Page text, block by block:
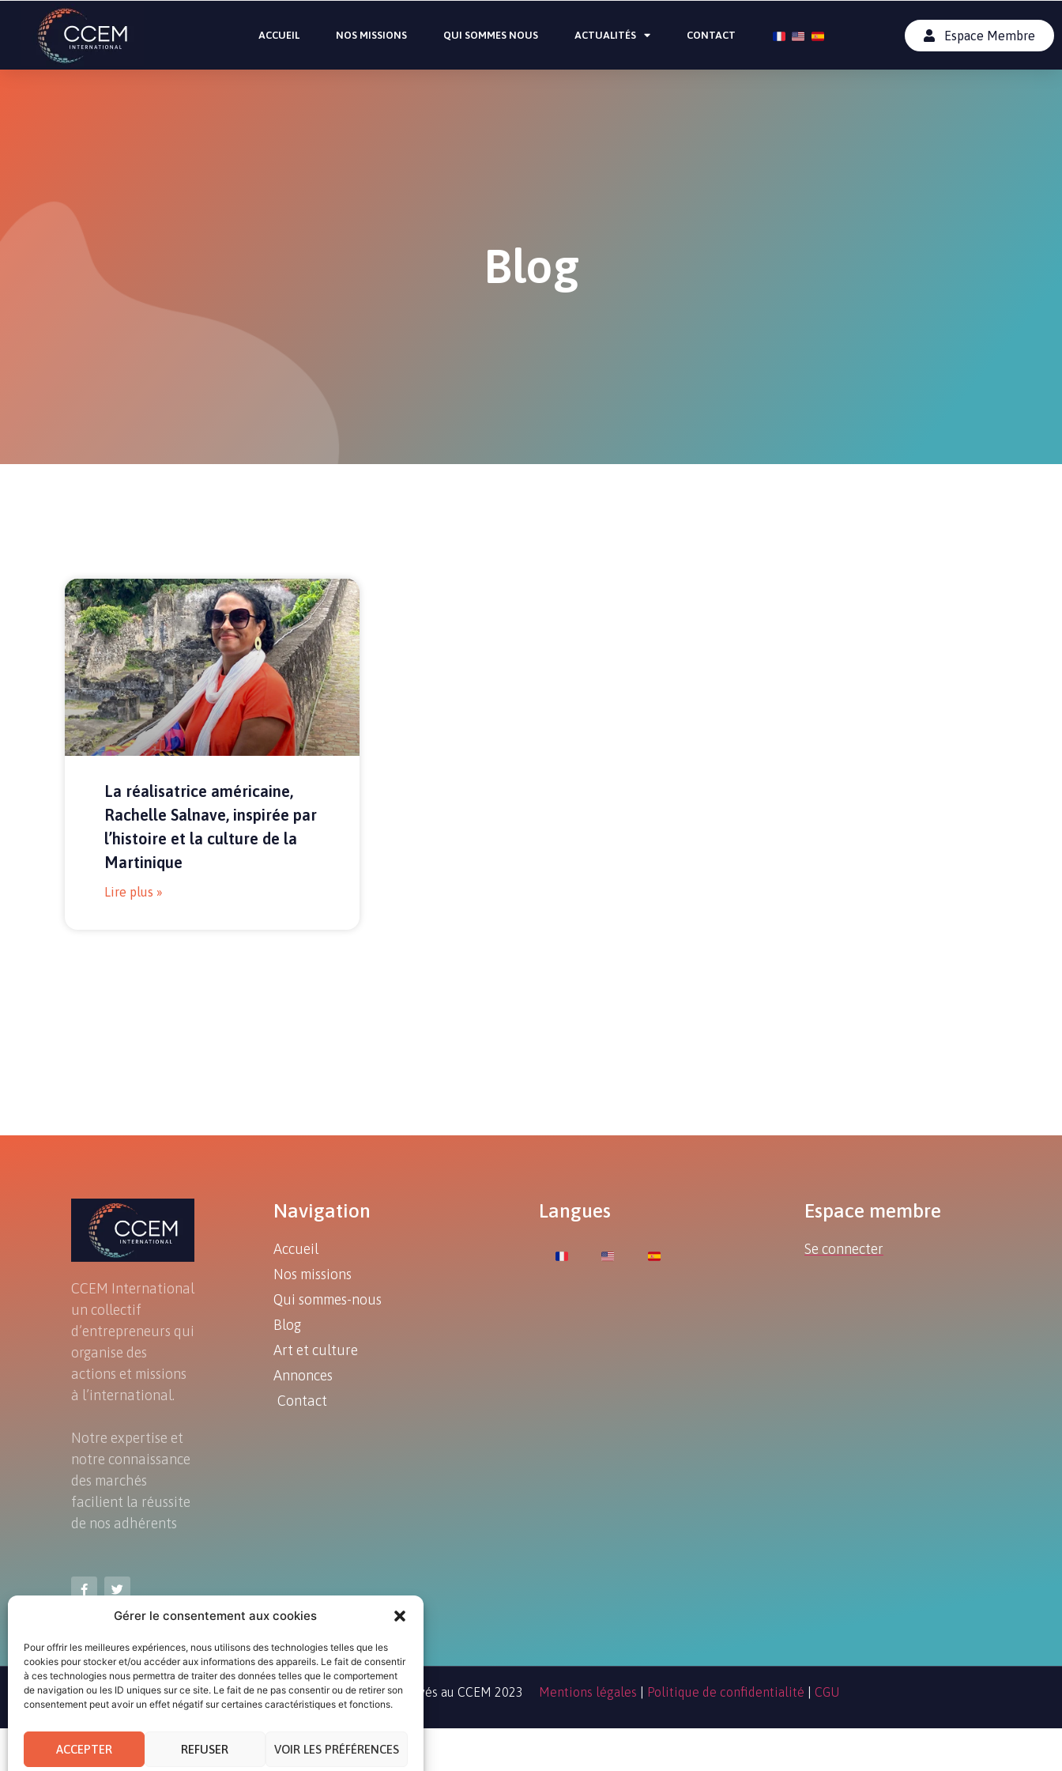
Gérer le consentement aux cookies
Pour offrir les meilleures expériences, nous utilisons des technologies telles que les
cookies pour stocker et/ou accéder aux informations des appareils. Le fait de consentir
à ces technologies nous permettra de traiter des données telles que le comportement
de navigation ou les ID uniques sur ce site. Le fait de ne pas consentir ou de retirer son
consentement peut avoir un effet négatif sur certaines caractéristiques et fonctions.
ACCEPTER REFUSER VOIR LES PRÉFÉRENCES
ACCUEIL NOS MISSIONS QUI SOMMES NOUS ACTUALITÉS CONTACT Espace Membre
Blog
La réalisatrice américaine,
Rachelle Salnave, inspirée par
l’histoire et la culture de la
Martinique
Lire plus »
CCEM International
un collectif
d’entrepreneurs qui
organise des
actions et missions
à l’international.
Notre expertise et
notre connaissance
des marchés
facilient la réussite
de nos adhérents
Navigation
Accueil
Nos missions
Qui sommes-nous
Blog
Art et culture
Annonces
Contact
Langues Espace membre
Se connecter
© Tous droits réservés au CCEM 2023 Mentions légales Politique de confidentialité CGU